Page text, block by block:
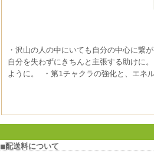
・沢山の人の中にいても自分の中心に繋
自分を失わずにきちんと主張する助けに
ように。 ・第1チャクラの強化と、エネ
■配送料について